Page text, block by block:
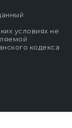
условиях не
кодекса